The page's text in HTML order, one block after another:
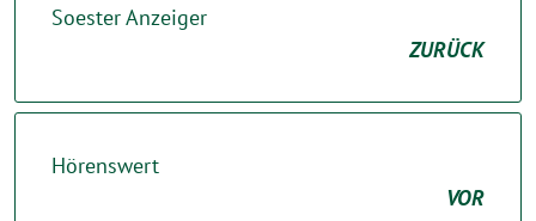
Soester Anzeiger
ZURÜCK
Hörenswert
VOR